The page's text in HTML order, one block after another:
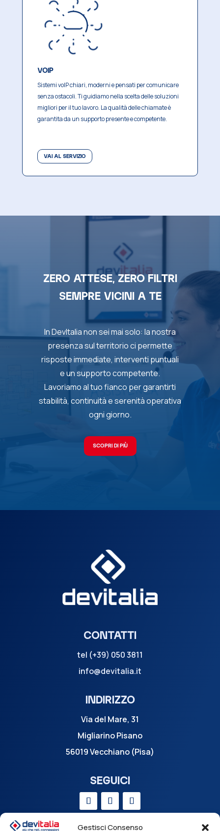
Gestisci Consenso
VOIP
Sistemi voIP chiari, moderni e pensati per comunicare
senza ostacoli.Ti guidiamo nella scelta delle soluzioni
migliori per il tuo lavoro. La qualità delle chiamate è
garantita da un supporto presente e competente.
VAI AL SERVIZIO
ZERO ATTESE, ZERO FILTRI
SEMPRE VICINI A TE
In DevItalia non sei mai solo: la nostra
presenza sul territorio ci permette
risposte immediate, interventi puntuali
e un supporto competente.
Lavoriamo al tuo fianco per garantirti
stabilità, continuità e serenità operativa
ogni giorno.
SCOPRI DI PIÙ
CONTATTI
tel (+39) 050 3811
info@devitalia.it
INDIRIZZO
Via del Mare, 31
Migliarino Pisano
56019 Vecchiano (Pisa)
SEGUICI